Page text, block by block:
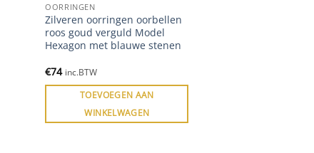
OORRINGEN
Zilveren oorringen oorbellen
roos goud verguld Model
Hexagon met blauwe stenen
€74 inc.BTW
TOEVOEGEN AAN
WINKELWAGEN